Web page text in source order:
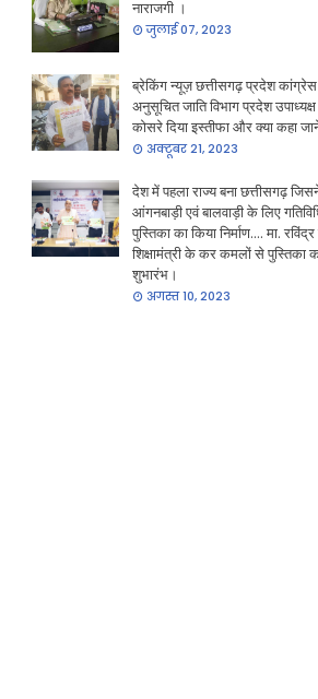
नाराजगी ।
जुलाई 07, 2023
ब्रेकिंग न्यूज़ छत्तीसगढ़ प्रदेश
अनुसूचित जाति विभाग प्रदेश
कोसरे दिया इस्तीफा और क्या कहा
अक्टूबर 21, 2023
देश में पहला राज्य बना छत्तीसगढ़
आंगनबाड़ी एवं बालवाड़ी के लिए
पुस्तिका का किया निर्माण.... मा.
शिक्षामंत्री के कर कमलों से पुस्तिका
शुभारंभ।
अगस्त 10, 2023